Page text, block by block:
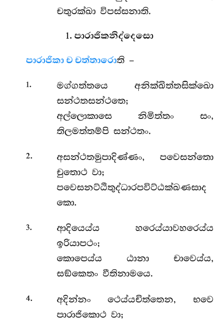
චතුරක්ඛා විපස්සනාති.
1. පාරාජිකනිද්දෙසො
පාරාජිකා ච චත්තාරොති –
1.
මග්ගත්තයෙ අනික්ඛිත්තසික්ඛො
සන්ථතසන්ථතෙ;
අල්ලොකාසෙ නිමිත්තං සං,
තිලමත්තම්පි සන්ථතං.
2.
අසන්ථතමුපාදිණ්ණං, පවෙසන්තො
චුතොථ වා;
පවෙසනට්ඨිතුද්ධාරපවිට්ඨක්ඛණසාද
කො.
3. ආදියෙය්ය හරෙය්යාවහරෙය්ය
ඉරියාපථං;
කොපෙය්ය ඨානා චාවෙය්ය,
සඞ්කෙතං වීතිනාමයෙ.
4.
අදින්නං ථෙය්යචිත්තෙන, භවෙ
පාරාජිකොථ වා;